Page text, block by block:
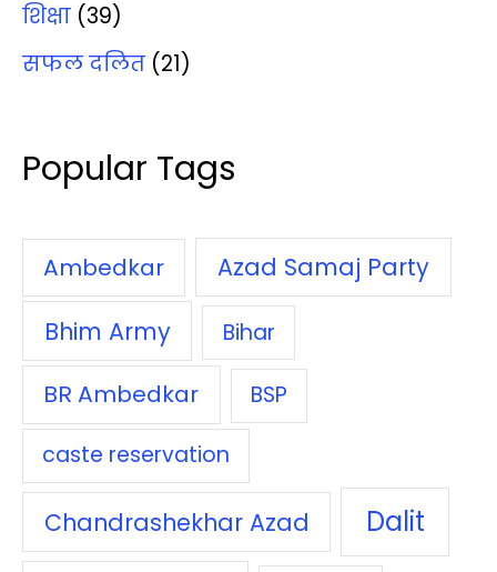
शिक्षा (39)
सफल दलित (21)
Popular Tags
Ambedkar
Azad Samaj Party
Bhim Army
Bihar
BR Ambedkar
BSP
caste reservation
Chandrashekhar Azad Dalit